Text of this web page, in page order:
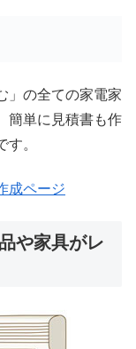
」の全ての家電家
簡単に見積書も作
。
成ページ
や家具がレ